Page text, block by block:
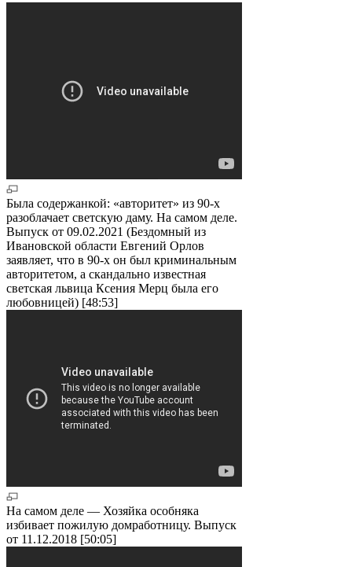
Была содержанкой: «авторитет» из 90-х
разоблачает светскую даму. На самом деле.
Выпуск от 09.02.2021 (Бездомный из
Ивановской области Евгений Орлов
заявляет, что в 90-х он был криминальным
авторитетом, а скандально известная
светская львица Ксения Мерц была его
любовницей) [48:53]
На самом деле — Хозяйка особняка
избивает пожилую домработницу. Выпуск
от 11.12.2018 [50:05]